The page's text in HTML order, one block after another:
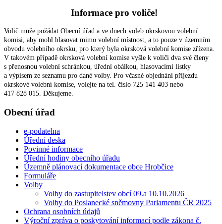
Informace pro voliče!
Volič může požádat Obecní úřad a ve dnech voleb okrskovou volební
komisi, aby mohl hlasovat mimo volební místnost, a to pouze v územním
obvodu volebního okrsku, pro který byla okrsková volební komise zřízena.
V takovém případě okrsková volební komise vyšle k voliči dva své členy
s přenosnou volební schránkou, úřední obálkou, hlasovacími lístky
a výpisem ze seznamu pro dané volby. Pro včasné objednání příjezdu
okrskové volební komise, volejte na tel. číslo 725 141 403 nebo
417 828 015. Děkujeme.
Obecní úřad
e-podatelna
Úřední deska
Povinné informace
Úřední hodiny obecního úřadu
Územně plánovací dokumentace obce Hrobčice
Formuláře
Volby
Volby do zastupitelstev obcí 09.a 10.10.2026
Volby do Poslanecké sněmovny Parlamentu ČR 2025
Ochrana osobních údajů
Výroční zpráva o poskytování informací podle zákona č.